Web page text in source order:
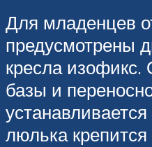
Для младенцев
предусмотрены
кресла изофикс.
базы и
люлька